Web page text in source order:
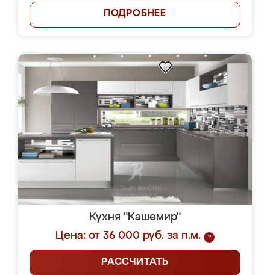
ПОДРОБНЕЕ
Кухня "Кашемир"
Цена: от 36 000 руб. за п.м.
?
РАССЧИТАТЬ